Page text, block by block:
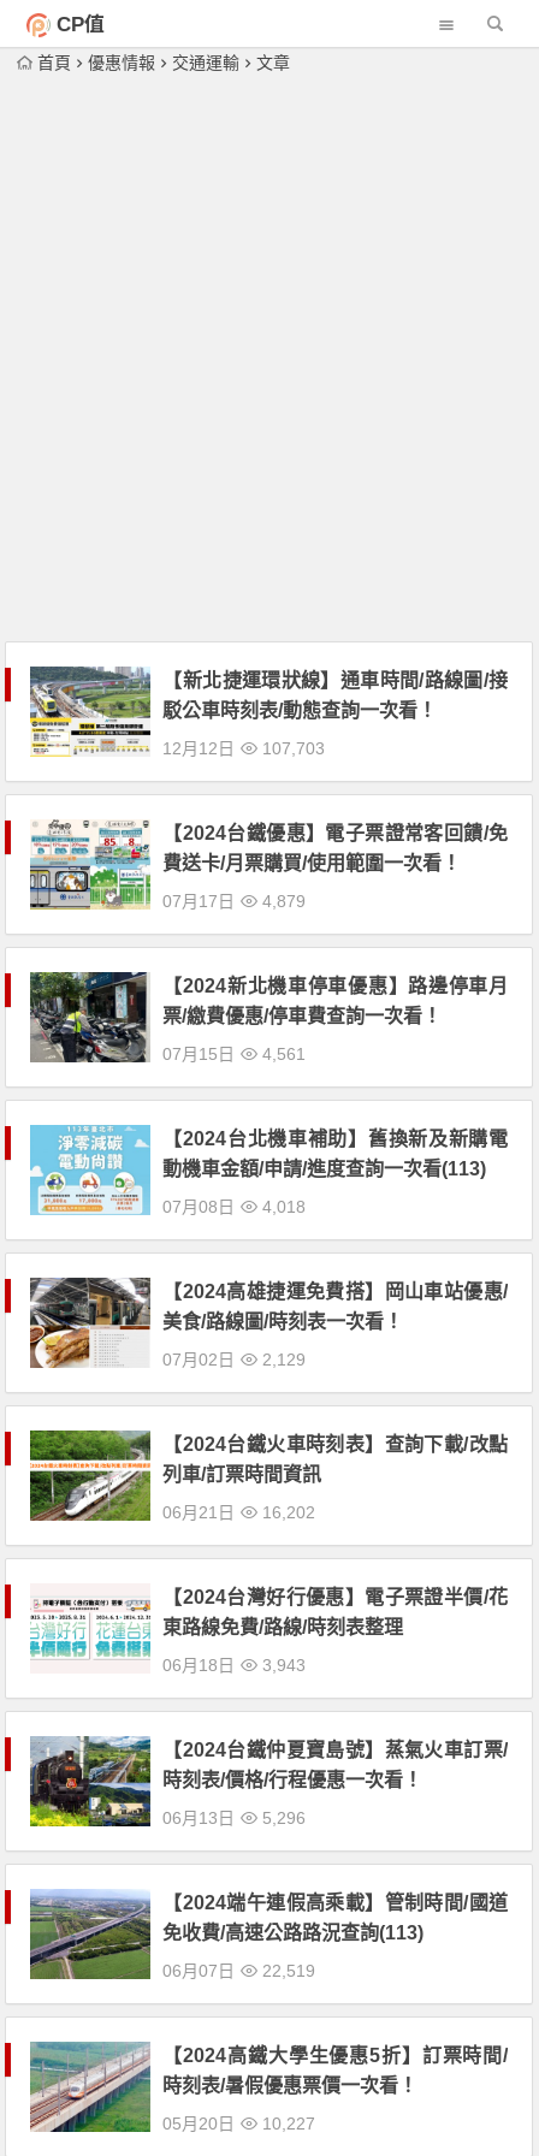
CP值
首頁 優惠情報 交通運輸 文章
【新北捷運環狀線】通車時間/路線圖/接
駁公車時刻表/動態查詢一次看！
12月12日 107,703
【2024台鐵優惠】電子票證常客回饋/免
費送卡/月票購買/使用範圍一次看！
07月17日 4,879
【2024新北機車停車優惠】路邊停車月
票/繳費優惠/停車費查詢一次看！
07月15日 4,561
【2024台北機車補助】舊換新及新購電
動機車金額/申請/進度查詢一次看(113)
07月08日 4,018
【2024高雄捷運免費搭】岡山車站優惠/
美食/路線圖/時刻表一次看！
07月02日 2,129
【2024台鐵火車時刻表】查詢下載/改點
列車/訂票時間資訊
06月21日 16,202
【2024台灣好行優惠】電子票證半價/花
東路線免費/路線/時刻表整理
06月18日 3,943
【2024台鐵仲夏寶島號】蒸氣火車訂票/
時刻表/價格/行程優惠一次看！
06月13日 5,296
【2024端午連假高乘載】管制時間/國道
免收費/高速公路路況查詢(113)
06月07日 22,519
【2024高鐵大學生優惠5折】訂票時間/
時刻表/暑假優惠票價一次看！
05月20日 10,227